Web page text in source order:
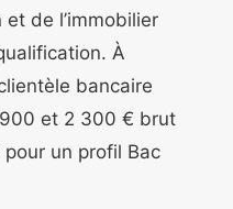
de l’immobilier
À
bancaire
et 2 300 € brut
un profil Bac